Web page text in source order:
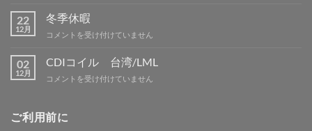
グ
吉
は
暇
案
内
22
12月
冬季休暇
冬
休
は
コメントを受け付けていません
02
12月
CDIコイル 台湾/LML
CDI
ル
台
コメントを受け付けていません
ご利用前に